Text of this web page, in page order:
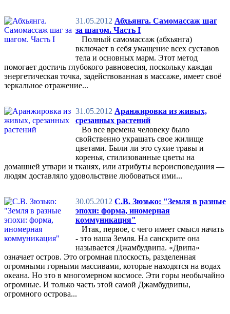
31.05.2012 Абхьянга. Самомассаж шаг
за шагом. Часть I
Полный самомассаж (абхьянга)
включает в себя умащение всех суставов
тела и основных марм. Этот метод
помогает достичь глубокого равновесия, поскольку каждая
энергетическая точка, задействованная в массаже, имеет своё
зеркальное отражение...
31.05.2012 Аранжировка из живых,
срезанных растений
Во все времена человеку было
свойственно украшать свое жилище
цветами. Были ли это сухие травы и
коренья, стилизованные цветы на
домашней утвари и тканях, или атрибуты вероисповедания —
людям доставляло удовольствие любоваться ими...
30.05.2012 С.В. Зюзько: "Земля в разные
эпохи: форма, иномерная
коммуникация"
Итак, первое, с чего имеет смысл начать
- это наша Земля. На санскрите она
называется Джамбудвипа. «Двипа»
означает остров. Это огромная плоскость, разделенная
огромными горными массивами, которые находятся на водах
океана. Но это в многомерном космосе. Эти горы необычайно
огромные. И только часть этой самой Джамбудвипы,
огромного острова...